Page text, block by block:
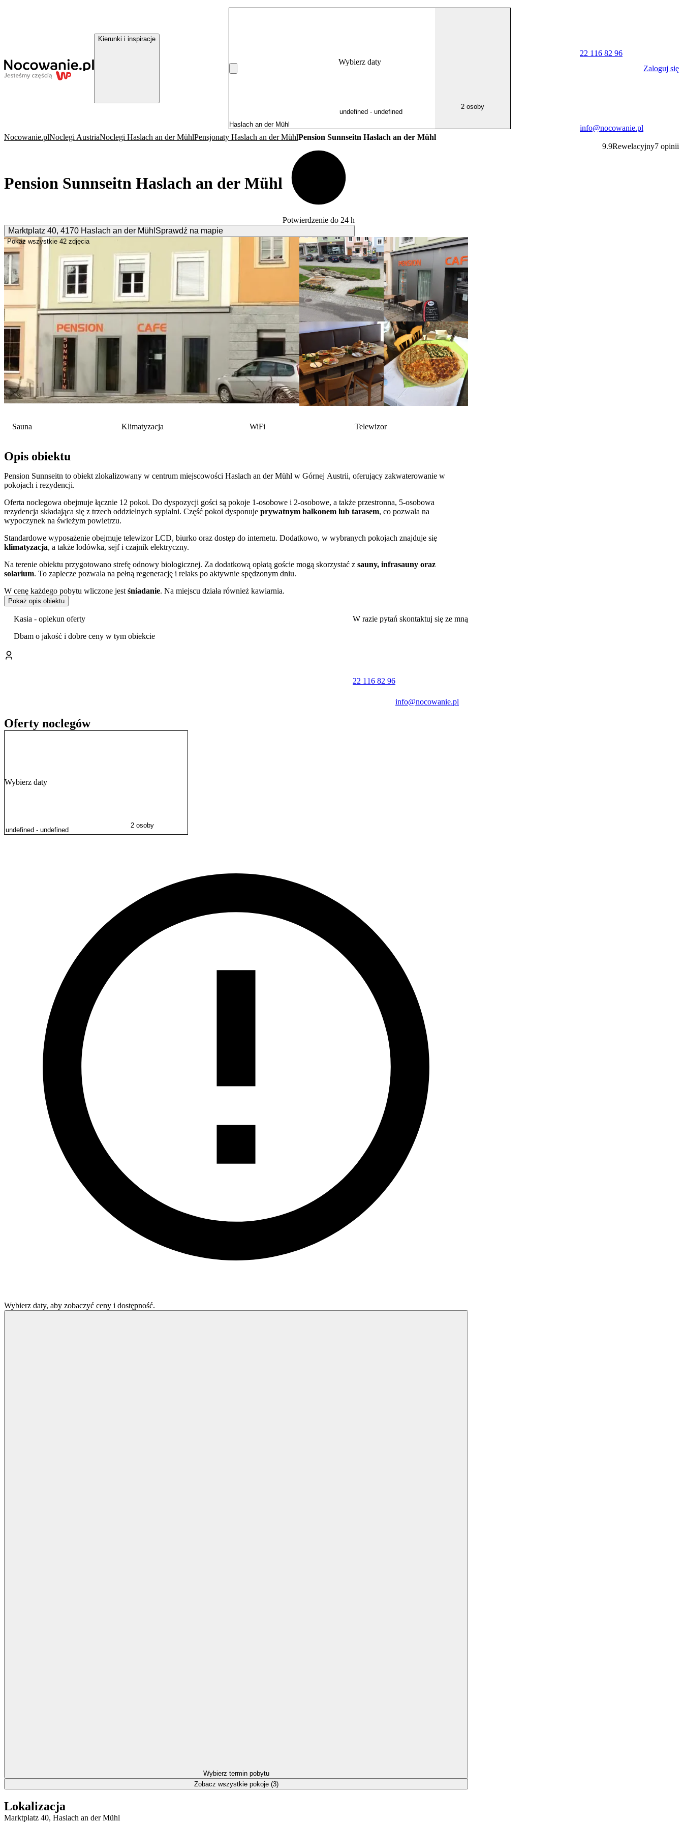
Kierunki i inspiracje
Wybierz daty
2 osoby
22 116 82 96
info@nocowanie.pl
Zaloguj się
Nocowanie.plNoclegi AustriaNoclegi Haslach an der MühlPensjonaty Haslach an der MühlPension Sunnseitn Haslach an der Mühl
Pension Sunnseitn Haslach an der Mühl
Potwierdzenie do 24 h
Marktplatz 40, 4170 Haslach an der Mühl Sprawdź na mapie
9.9Rewelacyjny7 opinii
Pokaż wszystkie 42 zdjęcia
Sauna Klimatyzacja WiFi Telewizor
Opis obiektu
Pension Sunnseitn to obiekt zlokalizowany w centrum miejscowości Haslach an der Mühl w Górnej Austrii, oferujący zakwaterowanie w
pokojach i rezydencji.
Oferta noclegowa obejmuje łącznie 12 pokoi. Do dyspozycji gości są pokoje 1-osobowe i 2-osobowe, a także przestronna, 5-osobowa
rezydencja składająca się z trzech oddzielnych sypialni. Część pokoi dysponuje prywatnym balkonem lub tarasem, co pozwala na
wypoczynek na świeżym powietrzu.
Standardowe wyposażenie obejmuje telewizor LCD, biurko oraz dostęp do internetu. Dodatkowo, w wybranych pokojach znajduje się
klimatyzacja, a także lodówka, sejf i czajnik elektryczny.
Na terenie obiektu przygotowano strefę odnowy biologicznej. Za dodatkową opłatą goście mogą skorzystać z sauny, infrasauny oraz
solarium. To zaplecze pozwala na pełną regenerację i relaks po aktywnie spędzonym dniu.
W cenę każdego pobytu wliczone jest śniadanie. Na miejscu działa również kawiarnia.
Obiekt cieszy się doskonałymi opiniami. Goście szczególnie wysoko oceniają czystość, lokalizację oraz stosunek jakości do ceny.
Doba hotelowa rozpoczyna się o godzinie 13:00 w dniu przyjazdu i kończy o 10:00 w dniu wyjazdu. Personel obiektu posługuje się językiem
niemieckim oraz angielskim. Płatności można dokonywać
Pokaż opis obiektu
Kasia - opiekun oferty
Dbam o jakość i dobre ceny w tym obiekcie
W razie pytań skontaktuj się ze mną
22 116 82 96
info@nocowanie.pl
Lokalizacja
Marktplatz 40, Haslach an der Mühl
Oferty noclegów
Wybierz daty
2 osoby
Wybierz daty, aby zobaczyć ceny i dostępność.
Wybierz termin pobytu
Zobacz wszystkie pokoje (3)